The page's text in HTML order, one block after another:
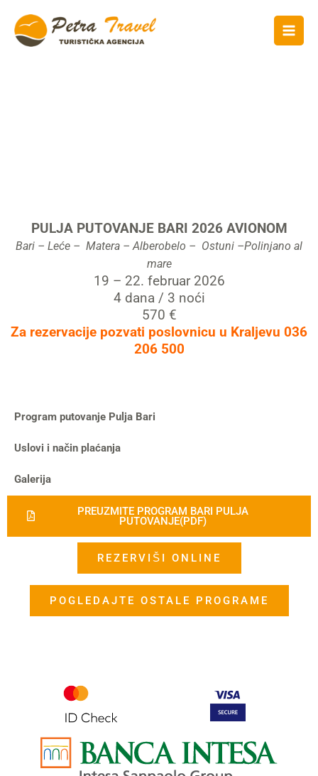
PULJA PUTOVANJE BARI 2026 AVIONOM
Bari – Leće – Matera – Alberobelo – Ostuni –Polinjano al
mare
19 – 22. februar 2026
4 dana / 3 noći
570 €
Za rezervacije pozvati poslovnicu u Kraljevu 036
206 500
Program putovanje Pulja Bari
Uslovi i način plaćanja
Galerija
PREUZMITE PROGRAM BARI PULJA
PUTOVANJE(PDF)
REZERVIŠI ONLINE
POGLEDAJTE OSTALE PROGRAME